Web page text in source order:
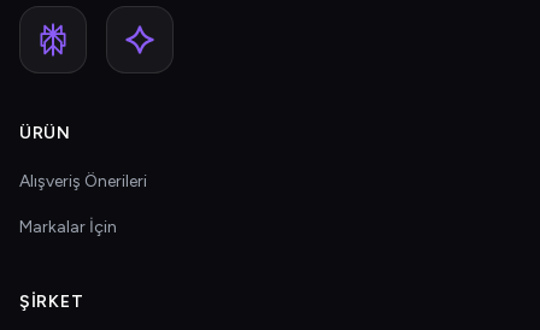
ÜRÜN
Alışveriş Önerileri
Markalar İçin
ŞIRKET